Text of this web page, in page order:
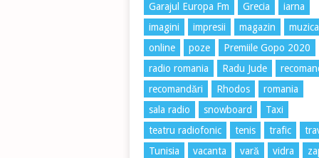
Garajul Europa Fm
Grecia
iarna
imagini
impresii magazin
muzica
online
poze
Premiile Gopo 2020
radio romania
Radu Jude
recomandări
Rhodos
romania
sala radio
snowboard
Taxi
teatru radiofonic
tenis trafic
Tunisia
vacanta vară vidra